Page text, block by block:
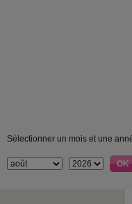
Sélectionner un mois et une